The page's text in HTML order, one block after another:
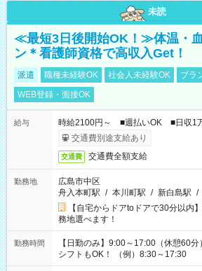
未読
≪最短3日後開始OK！≫体温・
ン＊看護師資格で高収入Get！
派遣 職種未経験OK 社会人未経験OK
ブラ
WEB登録・面接OK
給与
時給2100円～ ■週払いOK ■日収1
交通費別途支給あり
交通費 交通費全額支給
勤務地
広島市中区
舟入本町駅 / 本川町駅 / 新白島駅 /
【自宅からドアtoドアで30分以内
務地選べます！
勤務時間
【日勤のみ】9:00～17:00（休憩60分） ■ご希望があればその
シフトもOK！ （例）8:30～
「家族とお休みを合わせたい」 「で